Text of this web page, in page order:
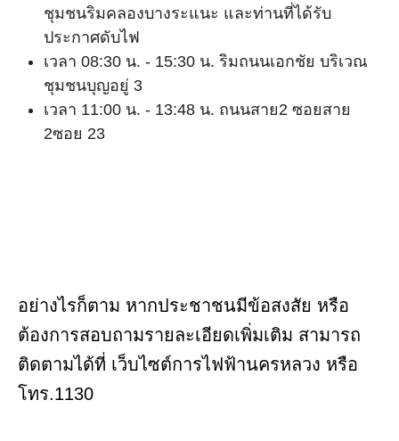
ชุมชนริมคลองบางระแนะ และท่านที่ได้รับ
ประกาศดับไฟ
เวลา 08:30 น. - 15:30 น. ริมถนนเอกชัย บริเวณ
ชุมชนบุญอยู่ 3
เวลา 11:00 น. - 13:48 น. ถนนสาย2 ซอยสาย
2ซอย 23
อย่างไรก็ตาม หากประชาชนมีข้อสงสัย หรือ
ต้องการสอบถามรายละเอียดเพิ่มเติม สามารถ
ติดตามได้ที่ เว็บไซต์การไฟฟ้านครหลวง หรือ
โทร.1130